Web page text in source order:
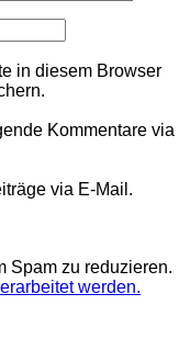
in diesem Browser
Kommentare via
via E-Mail.
Spam zu reduzieren.
werden.